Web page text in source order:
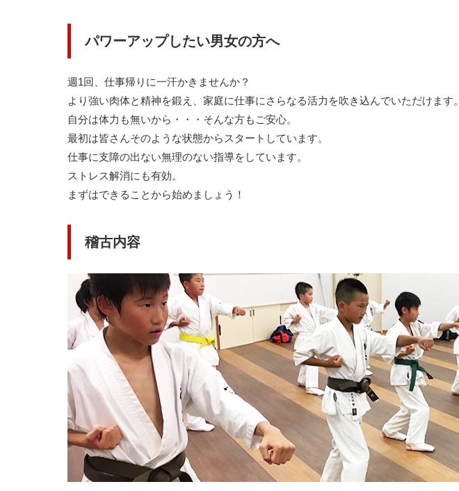
パワーアップしたい男女の方へ
週1回、仕事帰りに一汗かきませんか？
より強い肉体と精神を鍛え、家庭に仕事にさらなる活力を吹き込んでいただけます。
自分は体力も無いから・・・そんな方もご安心。
最初は皆さんそのような状態からスタートしています。
仕事に支障の出ない無理のない指導をしています。
ストレス解消にも有効。
まずはできることから始めましょう！
稽古内容